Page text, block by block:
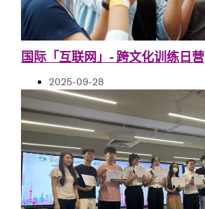
国际「互联网」- 跨文化训练日营
2025-09-28